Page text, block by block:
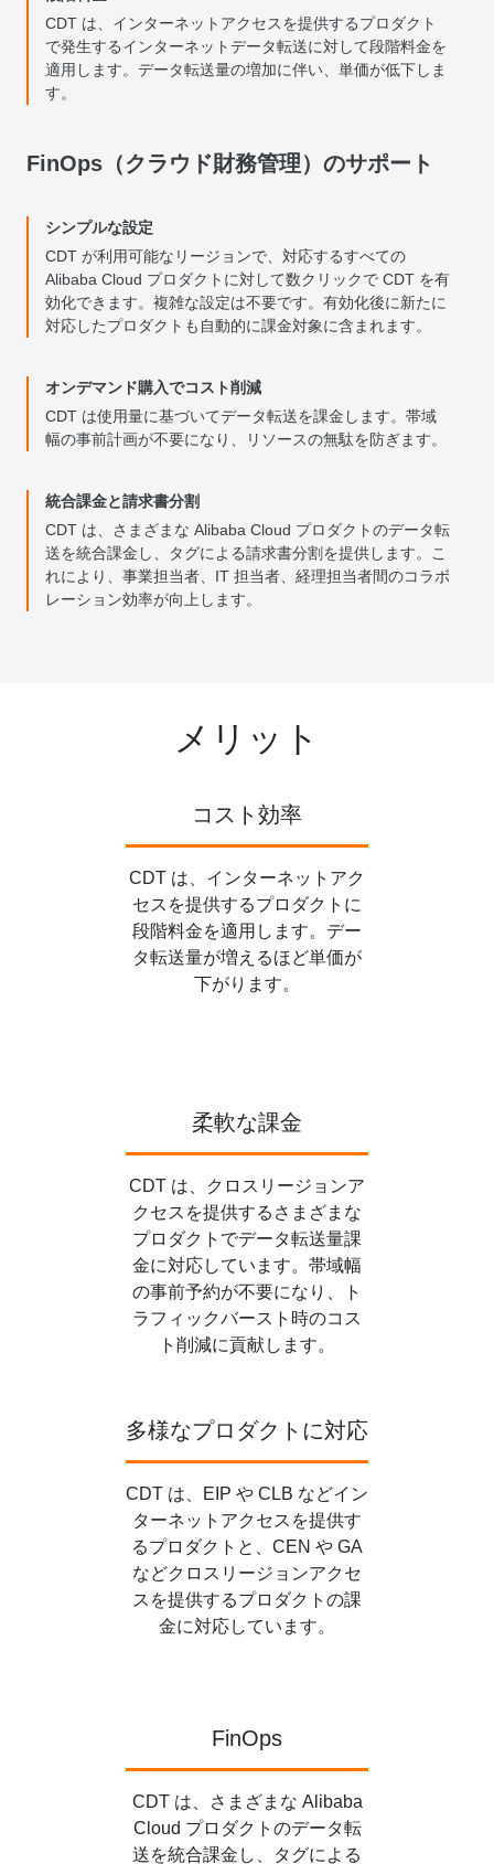
CDT は、インターネットアクセスを提供するプロダクト
で発生するインターネットデータ転送に対して段階料金を
適用します。データ転送量の増加に伴い、単価が低下しま
す。
FinOps（クラウド財務管理）のサポート
シンプルな設定
CDT が利用可能なリージョンで、対応するすべての
Alibaba Cloud プロダクトに対して数クリックで CDT を有
効化できます。複雑な設定は不要です。有効化後に新たに
対応したプロダクトも自動的に課金対象に含まれます。
オンデマンド購入でコスト削減
CDT は使用量に基づいてデータ転送を課金します。帯域
幅の事前計画が不要になり、リソースの無駄を防ぎます。
統合課金と請求書分割
CDT は、さまざまな Alibaba Cloud プロダクトのデータ転
送を統合課金し、タグによる請求書分割を提供します。こ
れにより、事業担当者、IT 担当者、経理担当者間のコラボ
レーション効率が向上します。
メリット
コスト効率
CDT は、インターネットアク
セスを提供するプロダクトに
段階料金を適用します。デー
タ転送量が増えるほど単価が
下がります。
柔軟な課金
CDT は、クロスリージョンア
クセスを提供するさまざまな
プロダクトでデータ転送量課
金に対応しています。帯域幅
の事前予約が不要になり、ト
ラフィックバースト時のコス
ト削減に貢献します。
多様なプロダクトに対応
CDT は、EIP や CLB などイン
ターネットアクセスを提供す
るプロダクトと、CEN や GA
などクロスリージョンアクセ
スを提供するプロダクトの課
金に対応しています。
FinOps
CDT は、さまざまな Alibaba
Cloud プロダクトのデータ転
送を統合課金し、タグによる